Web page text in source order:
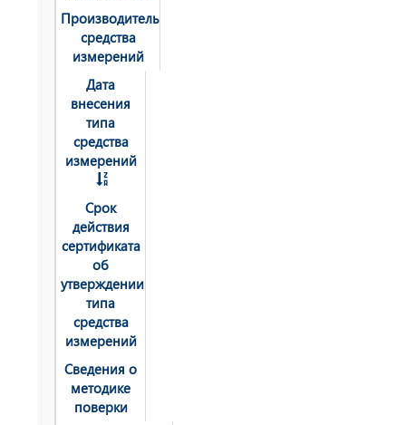
Производитель
средства
измерений
Дата
внесения
типа
средства
измерений
Срок
действия
сертификата
об
утверждении
типа
средства
измерений
Сведения о
методике
поверки